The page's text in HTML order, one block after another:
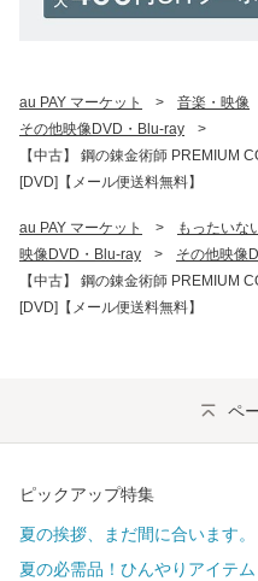
au PAY マーケット > 音楽・映像
その他映像DVD・Blu-ray
>
【中古】 鋼の錬金術師 PREMIUM
[DVD]【メール便送料無料】
au PAY マーケット > もったいな
映像DVD・Blu-ray
> その他映像
【中古】 鋼の錬金術師 PREMIUM
[DVD]【メール便送料無料】
ペ
ピックアップ特集
夏の挨拶、まだ間に合います。
夏の必需品！ひんやりアイテム